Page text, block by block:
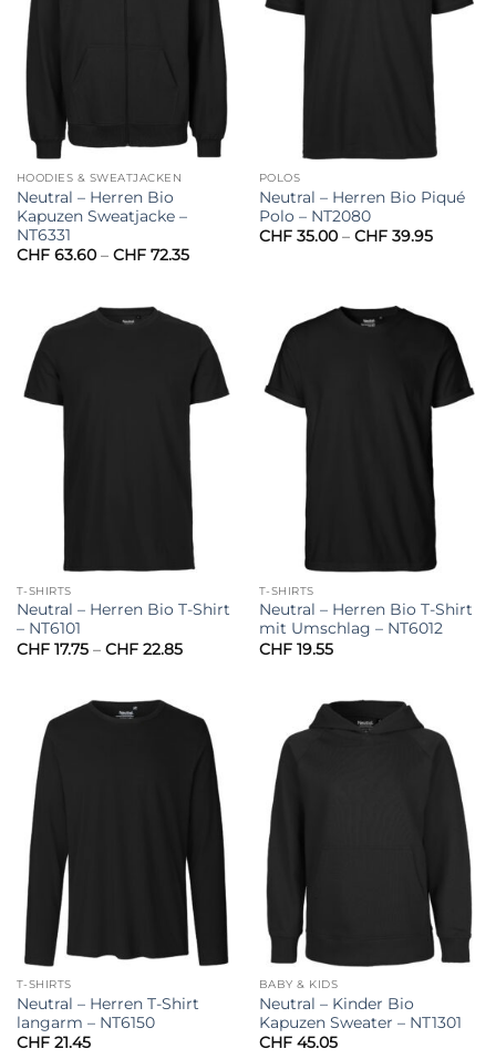
HOODIES & SWEATJACKEN
Neutral – Herren Bio
Kapuzen Sweatjacke –
NT6331
CHF63.60 – CHF72.35Preisspanne:
POLOS
Neutral – Herren Bio Piqué
Polo – NT2080
CHF35.00 – CHF39.95
T-SHIRTS
Neutral – Herren Bio T-Shirt
– NT6101
CHF17.75 – CHF22.85Preisspanne:
T-SHIRTS
Neutral – Herren Bio T-Shirt
mit Umschlag – NT6012
CHF19.55
T-SHIRTS
Neutral – Herren T-Shirt
langarm – NT6150
CHF21.45
BABY & KIDS
Neutral – Kinder Bio
Kapuzen Sweater – NT1301
CHF45.05